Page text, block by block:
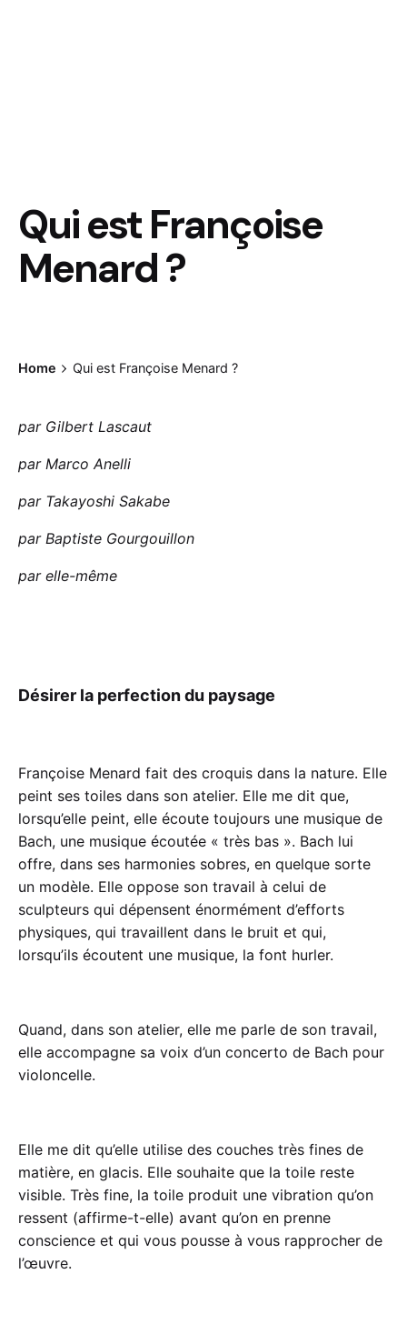
Qui est Françoise
Menard ?
Home Qui est Françoise Menard ?
par Gilbert Lascaut
par Marco Anelli
par Takayoshi Sakabe
par Baptiste Gourgouillon
par elle-même
Désirer la perfection du paysage
Françoise Menard fait des croquis dans la nature. Elle
peint ses toiles dans son atelier. Elle me dit que,
lorsqu’elle peint, elle écoute toujours une musique de
Bach, une musique écoutée « très bas ». Bach lui
offre, dans ses harmonies sobres, en quelque sorte
un modèle. Elle oppose son travail à celui de
sculpteurs qui dépensent énormément d’efforts
physiques, qui travaillent dans le bruit et qui,
lorsqu’ils écoutent une musique, la font hurler.
Quand, dans son atelier, elle me parle de son travail,
elle accompagne sa voix d’un concerto de Bach pour
violoncelle.
Elle me dit qu’elle utilise des couches très fines de
matière, en glacis. Elle souhaite que la toile reste
visible. Très fine, la toile produit une vibration qu’on
ressent (affirme-t-elle) avant qu’on en prenne
conscience et qui vous pousse à vous rapprocher de
l’œuvre.